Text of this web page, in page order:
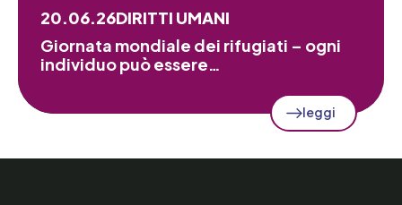
20.06.26DIRITTI UMANI
Giornata mondiale dei rifugiati – ogni
individuo può essere…
leggi